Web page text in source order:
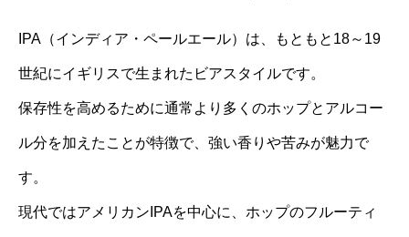
IPA（インディア・ペールエール）は、もともと18～19
世紀にイギリスで生まれたビアスタイルです。
保存性を高めるために通常より多くのホップとアルコー
ル分を加えたことが特徴で、強い香りや苦みが魅力で
す。
現代ではアメリカンIPAを中心に、ホップのフルーティ